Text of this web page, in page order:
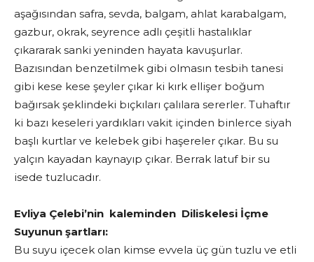
aşağısından safra, sevda, balgam, ahlat karabalgam,
gazbur, okrak, seyrence adlı çeşitli hastalıklar
çıkararak sanki yeninden hayata kavuşurlar.
Bazısından benzetilmek gibi olmasın tesbih tanesi
gibi kese kese şeyler çıkar ki kırk ellişer boğum
bağırsak şeklindeki bıçkıları çalılara sererler. Tuhaftır
ki bazı keseleri yardıkları vakit içinden binlerce siyah
başlı kurtlar ve kelebek gibi haşereler çıkar. Bu su
yalçın kayadan kaynayıp çıkar. Berrak latuf bir su
isede tuzlucadır.
Evliya Çelebi’nin kaleminden Diliskelesi İçme
Suyunun şartları:
Bu suyu içecek olan kimse evvela üç gün tuzlu ve etli